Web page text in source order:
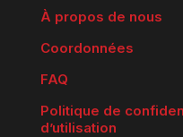
À propos de nous
Coordonnées
FAQ
Politique de
d’utilisation